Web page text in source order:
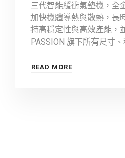
三代智能緩衝氣墊機，全
加快機體導熱與散熱，長
持高穩定性與高效產能，
PASSION 旗下所有尺寸
READ MORE